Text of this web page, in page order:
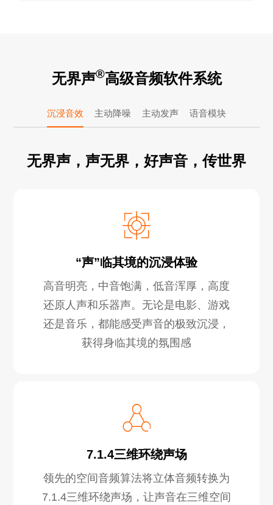
无界声®高级音频软件系统
沉浸音效 主动降噪 主动发声 语音模块
无界声，声无界，好声音，传世界
“声”临其境的沉浸体验
高音明亮，中音饱满，低音浑厚，高度
还原人声和乐器声。无论是电影、游戏
还是音乐，都能感受声音的极致沉浸，
获得身临其境的氛围感
7.1.4三维环绕声场
领先的空间音频算法将立体音频转换为
7.1.4三维环绕声场，让声音在三维空间